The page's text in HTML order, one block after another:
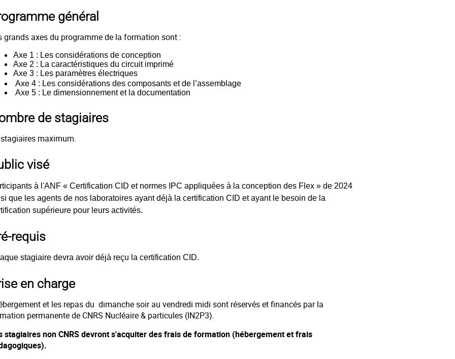
général
grands axes du programme de la formation sont :
Axe 1 : Les considérations de conception
Axe 2 : La caractéristiques du circuit imprimé
Axe 3 : Les paramètres électriques
Axe 4 : Les considérations des composants et de l’assemblage
Axe 5 : Le dimensionnement et la documentation
de stagiaires
stagiaires maximum.
visé
à l'ANF « Certification CID et normes IPC appliquées à la conception des Flex » de 2024
que les agents de nos laboratoires ayant déjà la certification CID et ayant le besoin de la
supérieure pour leurs activités.
requis
stagiaire devra avoir déjà reçu la certification CID.
en charge
et les repas du dimanche soir au vendredi midi sont réservés et financés par la
permanente de CNRS Nucléaire & particules (IN2P3).
stagiaires non CNRS devront s'acquiter des frais de formation (hébergement et frais